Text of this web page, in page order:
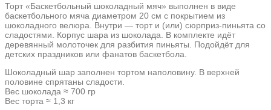
Торт «Баскетбольный шоколадный мяч» выполнен в виде
баскетбольного мяча диаметром 20 см с покрытием из
шоколадного велюра. Внутри — торт и (или) сюрприз-пиньята со
сладостями. Корпус шара из шоколада. В комплекте идёт
деревянный молоточек для разбития пиньяты. Подойдёт для
детских праздников или фанатов баскетбола.
Шоколадный шар заполнен тортом наполовину. В верхней
половине спрятаны сладости.
Вес шоколада ≈ 700 гр
Вес торта ≈ 1,3 кг